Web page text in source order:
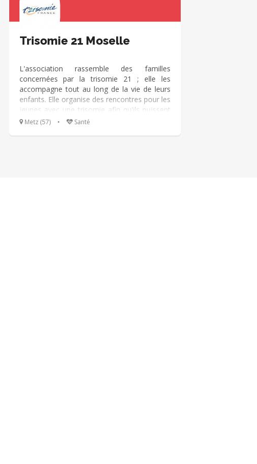
Trisomie 21 Moselle
L'association rassemble des familles
concernées par la trisomie 21 ; elle les
accompagne tout au long de la vie de leurs
enfants. Elle organise des rencontres pour les
jeunes avec une trisomie afin qu'ils puissent
partager des moments de convivialité et des
Metz (57) • Santé